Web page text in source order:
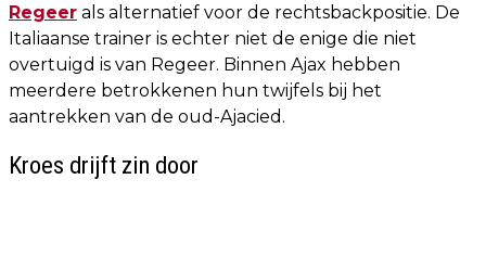
Regeer als alternatief voor de rechtsbackpositie. De
Italiaanse trainer is echter niet de enige die niet
overtuigd is van Regeer. Binnen Ajax hebben
meerdere betrokkenen hun twijfels bij het
aantrekken van de oud-Ajacied.
Kroes drijft zin door